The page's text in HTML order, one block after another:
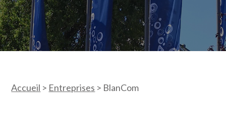
Accueil > Entreprises > BlanCom